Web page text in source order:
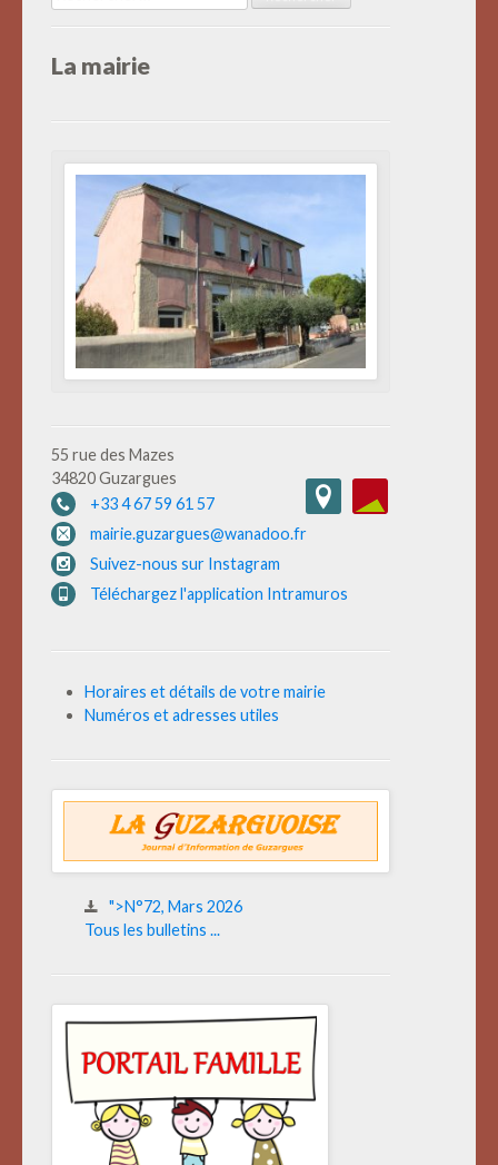
La mairie
55 rue des Mazes
34820 Guzargues
+33 4 67 59 61 57
mairie.guzargues@wanadoo.fr
Suivez-nous sur Instagram
Téléchargez l'application Intramuros
Horaires et détails de votre mairie
Numéros et adresses utiles
">N°72, Mars 2026
Tous les bulletins ...